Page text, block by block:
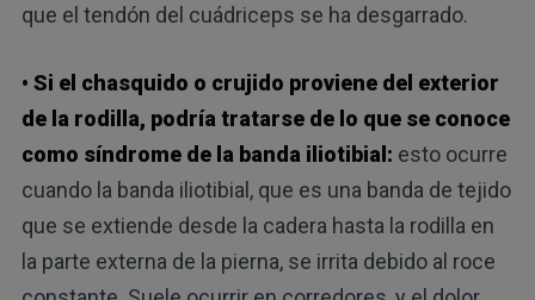
que el tendón del cuádriceps se ha desgarrado.
• Si el chasquido o crujido proviene del exterior
de la rodilla, podría tratarse de lo que se conoce
como síndrome de la banda iliotibial: esto ocurre
cuando la banda iliotibial, que es una banda de tejido
que se extiende desde la cadera hasta la rodilla en
la parte externa de la pierna, se irrita debido al roce